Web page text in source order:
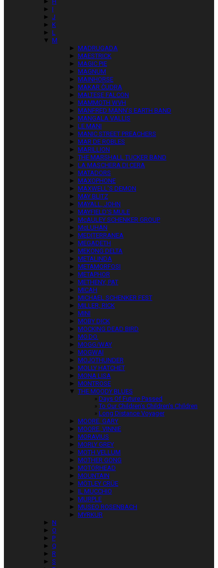
► I
► J
► K
► L
▼ M
► MADRUGADA
► MAESTRICK
► MAGIC PIE
► MAGNUM
► MAINHORSE
► MAKAR ČUDRA
► MALTESE FALCON
► MAMMOTH WVH
► MANFRED MANN’S EARTH BAND
► MANGALA VALLIS
► LE MANI
► MANIC STREET PREACHERS
► MAR DE ROBLES
► MARILLION
► THE MARSHALL TUCKER BAND
► LA MASCHERA DI CERA
► MATADORS
► MAXOPHONE
► MAXWELL’S DEMON
► MAY BLITZ
► MAYALL, JOHN
► MAYFIELD‘S MULE
► McAULEY SCHENKER GROUP
► McLUHAN
► MEDITERRANEA
► MEGADETH
► MEKONG DELTA
► METALINDA
► METAMORFOSI
► METAPHOR
► METHENY, PAT
► MICAH
► MICHAEL SCHENKER FEST
► MILLER, RICK
► MINI
► MOBY DICK
► MOCKING DEAD BIRD
► MO.DO.
► MOGG/WAY
► MOGWAI
► MOJOTHUNDER
► MOLLY HATCHET
► MONA LISA
► MONTROSE
▼ THE MOODY BLUES
Days Of Future Passed
To Our Children’s Children’s Children
Long Distance Voyager
► MOORE, GARY
► MOORE, VINNIE
► MORAVIUS
► MORLY GREY
► MOTH VELLUM
► MOTHER GONG
► MOTÖRHEAD
► MOUNTAIN
► MÖTLEY CRÜE
► IL MUCCHIO
► MURPLE
► MUSEO ROSENBACH
► MYRKUR
► N
► O
► P
► Q
► R
► S